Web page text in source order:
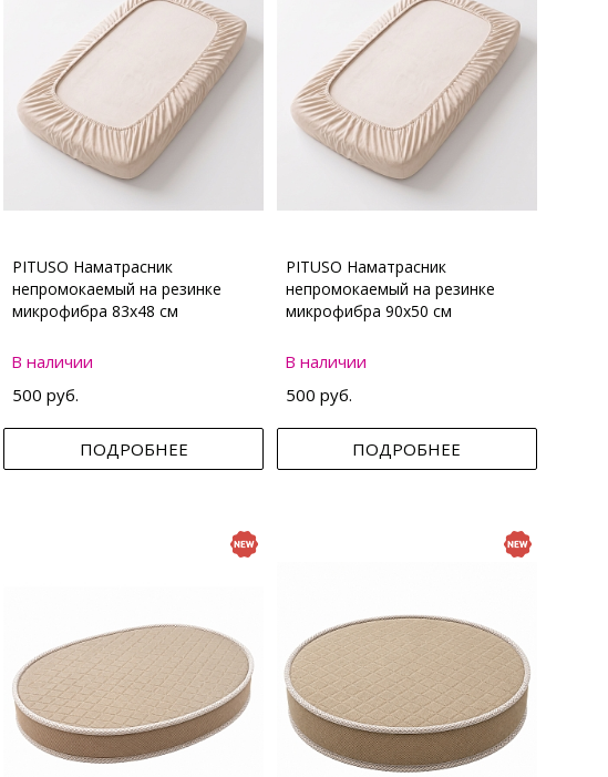
PITUSO Наматрасник
непромокаемый на резинке
микрофибра 83х48 см
В наличии
500 руб.
ПОДРОБНЕЕ
PITUSO Наматрасник
непромокаемый на резинке
микрофибра 90х50 см
В наличии
500 руб.
ПОДРОБНЕЕ